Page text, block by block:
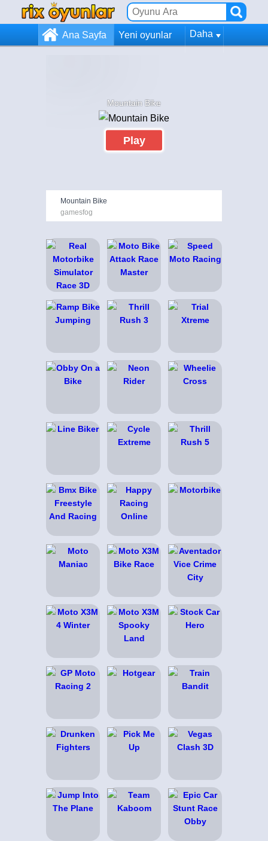
Ana Sayfa Yeni oyunlar Daha
Mountain Bike
Play
Mountain Bike
gamesfog